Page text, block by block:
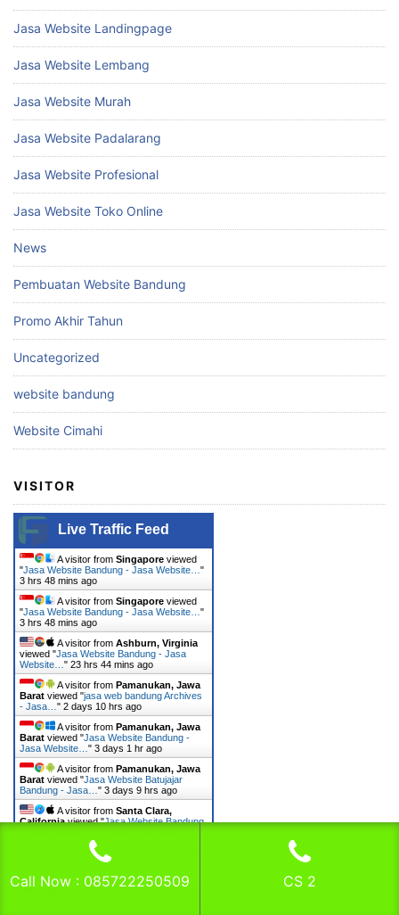
Jasa Website Landingpage
Jasa Website Lembang
Jasa Website Murah
Jasa Website Padalarang
Jasa Website Profesional
Jasa Website Toko Online
News
Pembuatan Website Bandung
Promo Akhir Tahun
Uncategorized
website bandung
Website Cimahi
VISITOR
Live Traffic Feed
A visitor from Singapore viewed
"Jasa Website Bandung - Jasa Website… "
3 hrs 48 mins ago
A visitor from Singapore viewed
"Jasa Website Bandung - Jasa Website… "
3 hrs 48 mins ago
A visitor from Ashburn, Virginia
viewed "Jasa Website Bandung - Jasa
Website… " 23 hrs 44 mins ago
A visitor from Pamanukan, Jawa
Barat viewed "jasa web bandung Archives
- Jasa… " 2 days 10 hrs ago
A visitor from Pamanukan, Jawa
Barat viewed "Jasa Website Bandung -
Jasa Website… " 3 days 1 hr ago
A visitor from Pamanukan, Jawa
Barat viewed "Jasa Website Batujajar
Bandung - Jasa… " 3 days 9 hrs ago
A visitor from Santa Clara,
Californiaviewed "Jasa Website Bandung
A visitor from
Jasa Website Batujajar
Bandung - Jasa…"4 days 10 hrs ago
Call Now : 085722250509 CS 2